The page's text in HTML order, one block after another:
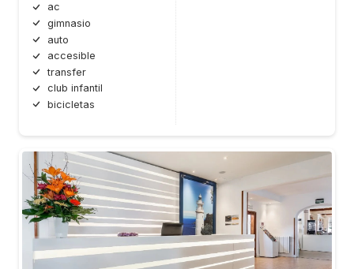
ac
gimnasio
auto
accesible
transfer
club infantil
bicicletas